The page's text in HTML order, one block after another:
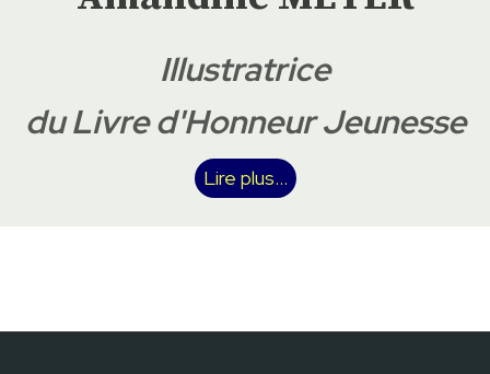
Illustratrice
du Livre d'Honneur Jeunesse
Lire plus...